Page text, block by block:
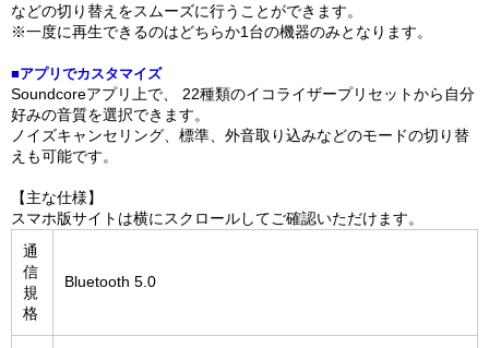
などの切り替えをスムーズに行うことができます。
※一度に再生できるのはどちらか1台の機器のみとなります。
■アプリでカスタマイズ
Soundcoreアプリ上で、 22種類のイコライザープリセットから自分
好みの音質を選択できます。
ノイズキャンセリング、標準、外音取り込みなどのモードの切り替
えも可能です。
【主な仕様】
スマホ版サイトは横にスクロールしてご確認いただけます。
通
信
規
格
Bluetooth 5.0